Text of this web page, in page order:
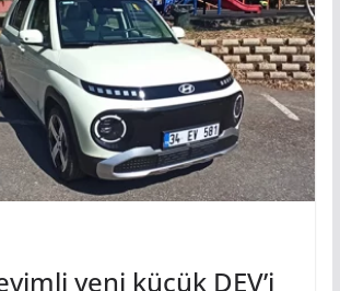
yeni küçük DEV’i